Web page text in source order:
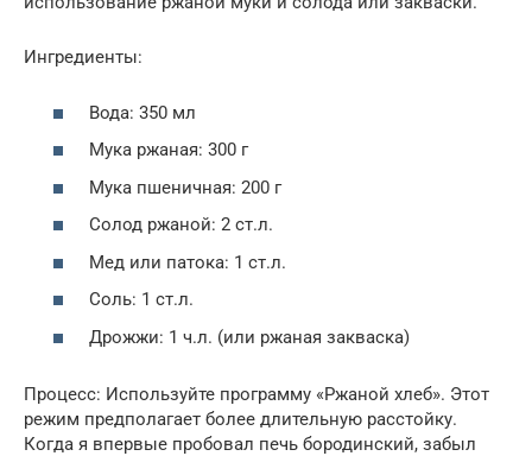
Ингредиенты:
Вода: 350 мл
Мука ржаная: 300 г
Мука пшеничная: 200 г
Солод ржаной: 2 ст.л.
Мед или патока: 1 ст.л.
Соль: 1 ст.л.
Дрожжи: 1 ч.л. (или ржаная закваска)
Процесс: Используйте программу «Ржаной хлеб». Этот
режим предполагает более длительную расстойку.
Когда я впервые пробовал печь бородинский, забыл